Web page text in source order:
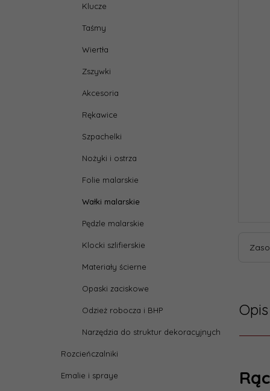
Klucze
Taśmy
Wiertła
Zszywki
Akcesoria
Rękawice
Szpachelki
Nożyki i ostrza
Folie malarskie
Wałki malarskie
Pędzle malarskie
Klocki szlifierskie
Materiały ścierne
Opaski zaciskowe
Odzież robocza i BHP
Narzędzia do struktur dekoracyjnych
Rozcieńczalniki
Emalie i spraye